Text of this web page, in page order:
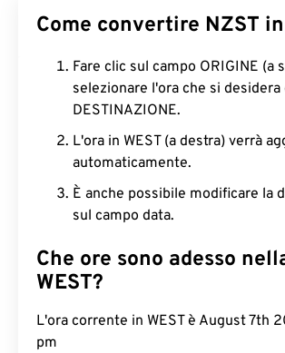
Come convertire NZST in
Fare clic sul campo ORIGINE (a
selezionare l'ora che si
DESTINAZIONE.
L'ora in WEST (a destra) verrà
automaticamente.
È anche possibile modificare la
sul campo data.
Che ore sono adesso
WEST?
L'ora corrente in WEST è August 7th
pm